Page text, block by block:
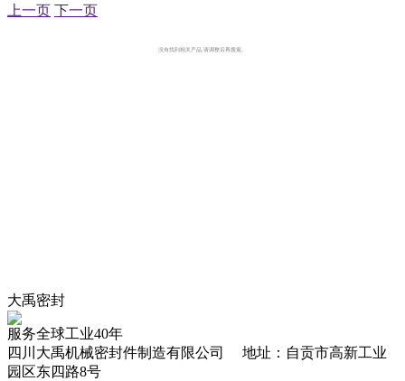
上一页 下一页
没有找到相关产品,请调整后再搜索。
大禹密封
服务全球工业40年
四川大禹机械密封件制造有限公司 地址：自贡市高新工业
园区东四路8号